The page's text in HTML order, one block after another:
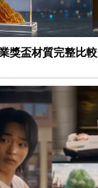
獎盃材質完整比較